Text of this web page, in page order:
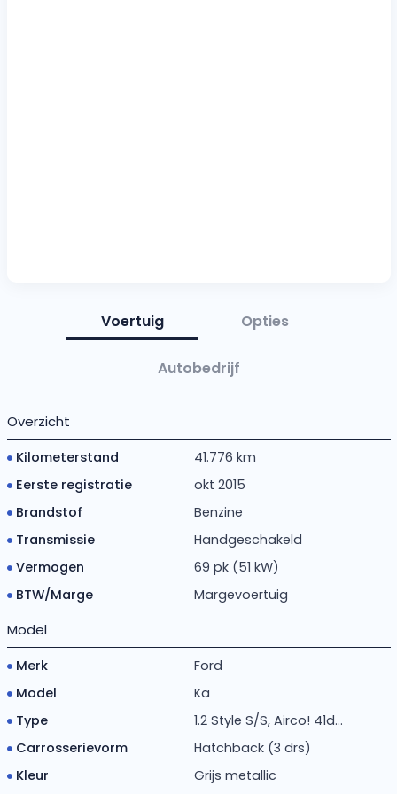
Voertuig Opties
Autobedrijf
Overzicht
Kilometerstand
41.776 km
Eerste registratie
okt 2015
Brandstof
Benzine
Transmissie
Handgeschakeld
Vermogen
69 pk (51 kW)
BTW/Marge
Margevoertuig
Model
Merk
Ford
Model
Ka
Type
1.2 Style S/S, Airco! 41d...
Carrosserievorm
Hatchback (3 drs)
Kleur
Grijs metallic